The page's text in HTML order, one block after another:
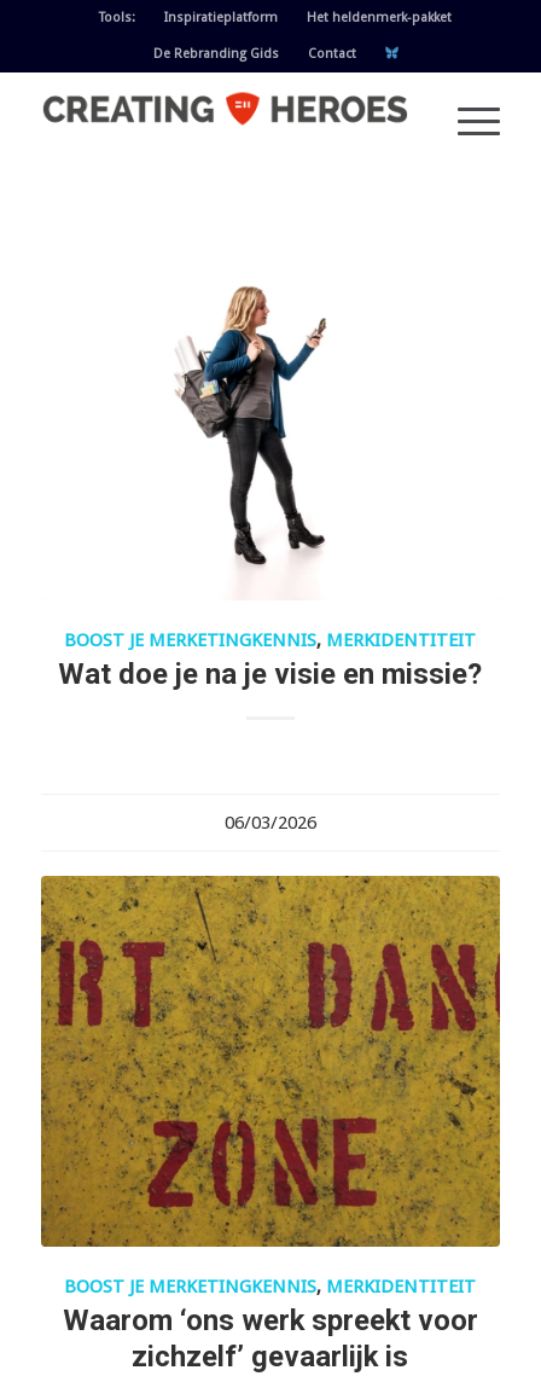
Tools: Inspiratieplatform Het heldenmerk-pakket
De Rebranding Gids Contact
BOOST JE MERKETINGKENNIS, MERKIDENTITEIT
Wat doe je na je visie en missie?
06/03/2026
BOOST JE MERKETINGKENNIS, MERKIDENTITEIT
Waarom ‘ons werk spreekt voor
zichzelf’ gevaarlijk is